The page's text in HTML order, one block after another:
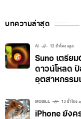
บทความล่าสุด
AI 12 ชั่วโมง ago
Suno เตรีย
ดาวน์โหลด
อุตสาหกรร
MOBILE 13 ชั่วโมง
iPhone ยัง